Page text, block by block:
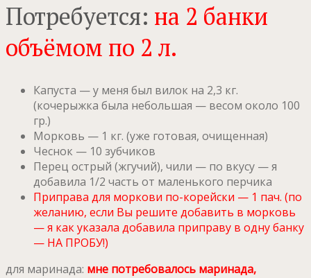
Потребуется: на 2 банки
объёмом по 2 л.
Капуста — у меня был вилок на 2,3 кг.
(кочерыжка была небольшая — весом около 100
гр.)
Морковь — 1 кг. (уже готовая, очищенная)
Чеснок — 10 зубчиков
Перец острый (жгучий), чили — по вкусу — я
добавила 1/2 часть от маленького перчика
Приправа для моркови по-корейски — 1 пач. (по
желанию, если Вы решите добавить в морковь
— я как указала добавила приправу в одну банку
— НА ПРОБУ!)
для маринада: мне потребовалось маринада,